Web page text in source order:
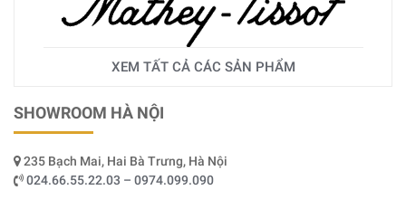
XEM TẤT CẢ CÁC SẢN PHẨM
SHOWROOM HÀ NỘI
235 Bạch Mai, Hai Bà Trưng, Hà Nội
024.66.55.22.03 – 0974.099.090